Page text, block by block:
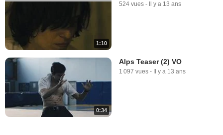
1:10
524 vues - Il y a 13 ans
0:34
Alps Teaser (2) VO
1 097 vues - Il y a 13 ans